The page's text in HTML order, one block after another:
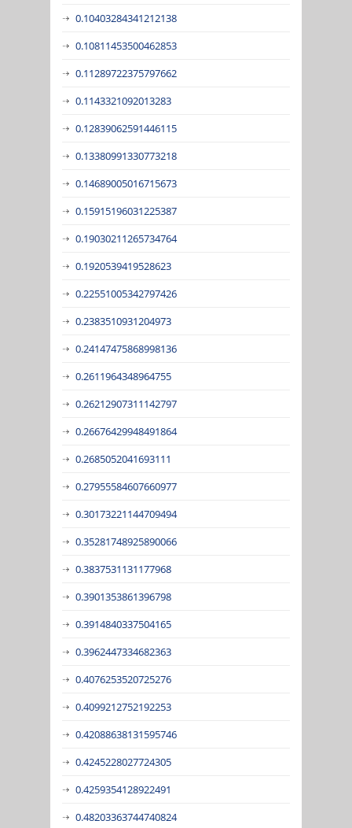
0.10403284341212138
0.10811453500462853
0.11289722375797662
0.1143321092013283
0.12839062591446115
0.13380991330773218
0.14689005016715673
0.15915196031225387
0.19030211265734764
0.1920539419528623
0.22551005342797426
0.2383510931204973
0.24147475868998136
0.2611964348964755
0.26212907311142797
0.26676429948491864
0.2685052041693111
0.27955584607660977
0.30173221144709494
0.35281748925890066
0.3837531131177968
0.3901353861396798
0.3914840337504165
0.3962447334682363
0.4076253520725276
0.4099212752192253
0.42088638131595746
0.4245228027724305
0.4259354128922491
0.48203363744740824